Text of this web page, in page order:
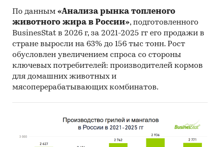
По данным «Анализа рынка топленого
животного жира в России», подготовленного
BusinesStat в 2026 г, за 2021-2025 гг его продажи в
стране выросли на 63% до 156 тыс тонн. Рост
обусловлен увеличением спроса со стороны
ключевых потребителей: производителей кормов
для домашних животных и
мясоперерабатывающих комбинатов.